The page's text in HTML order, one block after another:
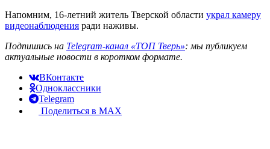
Напомним, 16-летний житель Тверской области украл камеру
видеонаблюдения ради наживы.
Подпишись на Telegram-канал «ТОП Тверь»: мы публикуем
актуальные новости в коротком формате.
ВКонтакте
Одноклассники
Telegram
Поделиться в MAX